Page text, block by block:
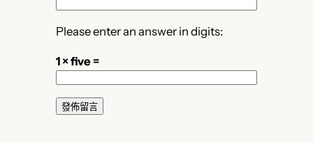
Please enter an answer in digits:
1 × five =